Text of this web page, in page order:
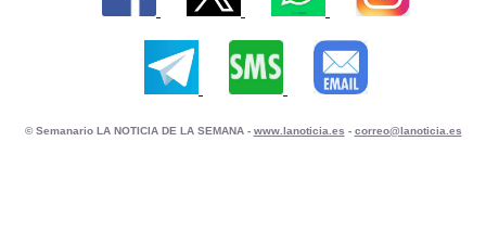
© Semanario LA NOTICIA DE LA SEMANA - www.lanoticia.es - correo@lanoticia.es